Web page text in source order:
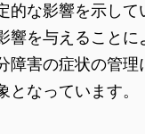
な影響を示し
響を与えること
害の症状の管
なっています。